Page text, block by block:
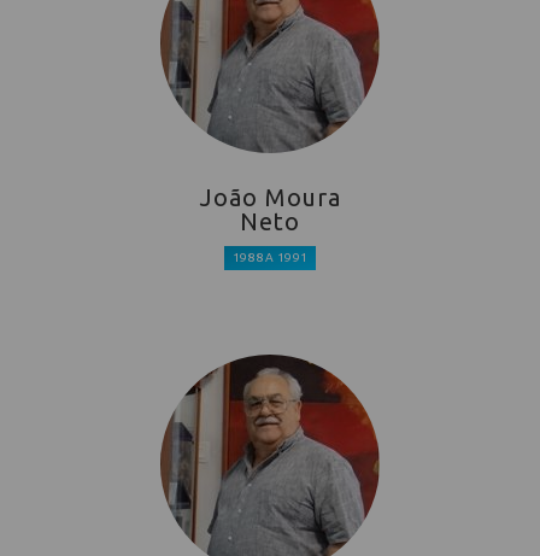
João Moura
Neto
1988 A 1991